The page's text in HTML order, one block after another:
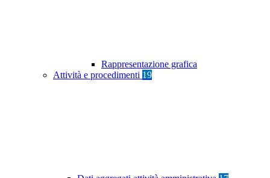
Rappresentazione grafica
Attività e procedimenti 19